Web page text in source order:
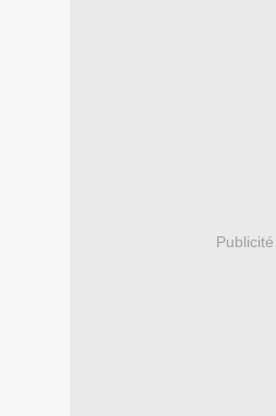
Publicité